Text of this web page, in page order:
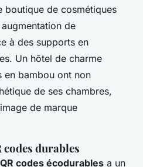
boutique de cosmétiques
de
à des supports en
Un hôtel de charme
en bambou ont non
de ses chambres,
de marque
durables
codes écodurables a un